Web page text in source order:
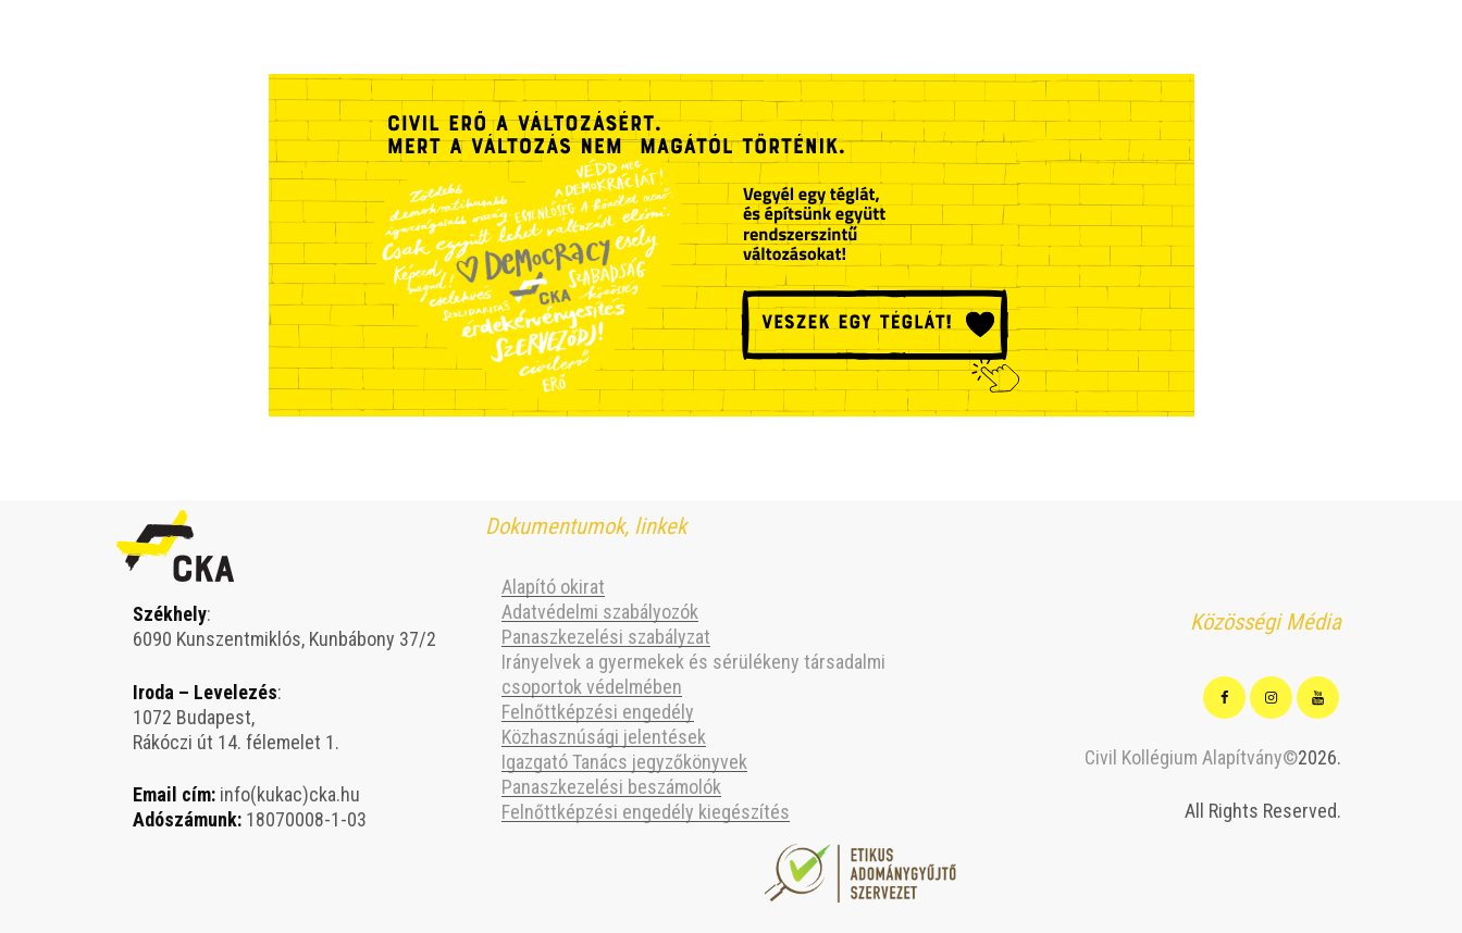
Székhely:
6090 Kunszentmiklós, Kunbábony 37/2
Iroda – Levelezés:
1072 Budapest,
Rákóczi út 14. félemelet 1.
Email cím: info(kukac)cka.hu
Adószámunk: 18070008-1-03
Dokumentumok, linkek
Alapító okirat
Adatvédelmi szabályozók
Panaszkezelési szabályzat
Irányelvek a gyermekek és sérülékeny társadalmi
csoportok védelmében
Felnőttképzési engedély
Közhasznúsági jelentések
Igazgató Tanács jegyzőkönyvek
Panaszkezelési beszámolók
Felnőttképzési engedély kiegészítés
Közösségi Média
Civil Kollégium Alapítvány©2026.
All Rights Reserved.